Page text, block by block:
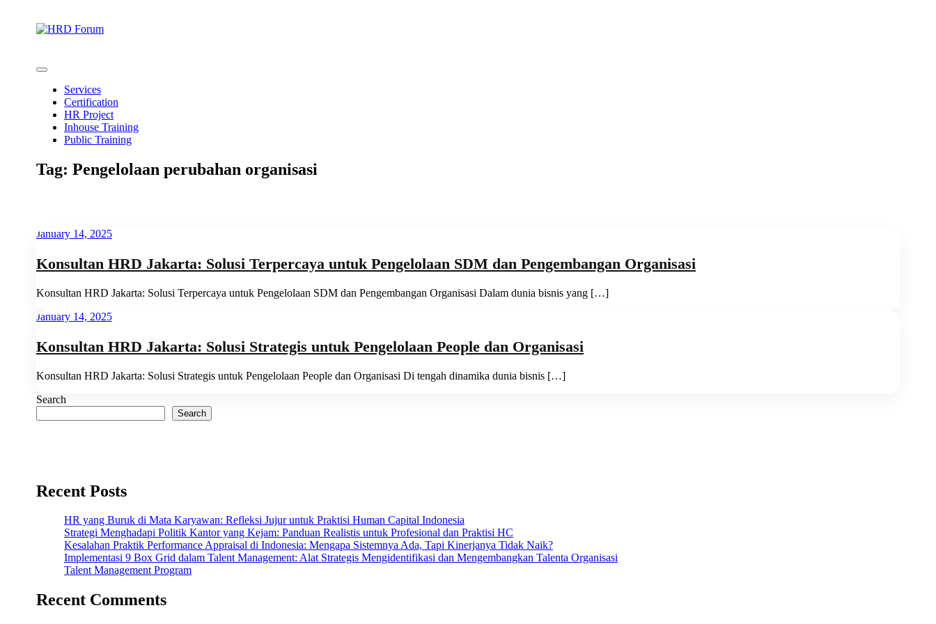
content
HRD Forum
Services
Certification
HR Project
Inhouse Training
Public Training
Tag: Pengelolaan perubahan organisasi
January 14, 2025
Konsultan HRD Jakarta: Solusi Terpercaya untuk Pengelolaan SDM dan Pengembangan Organisasi
Konsultan HRD Jakarta: Solusi Terpercaya untuk Pengelolaan SDM dan Pengembangan Organisasi Dalam dunia bisnis yang […]
January 14, 2025
Konsultan HRD Jakarta: Solusi Strategis untuk Pengelolaan People dan Organisasi
Konsultan HRD Jakarta: Solusi Strategis untuk Pengelolaan People dan Organisasi Di tengah dinamika dunia bisnis […]
Search
Search
Recent Posts
HR yang Buruk di Mata Karyawan: Refleksi Jujur untuk Praktisi Human Capital Indonesia
Strategi Menghadapi Politik Kantor yang Kejam: Panduan Realistis untuk Profesional dan Praktisi HC
Kesalahan Praktik Performance Appraisal di Indonesia: Mengapa Sistemnya Ada, Tapi Kinerjanya Tidak Naik?
Implementasi 9 Box Grid dalam Talent Management: Alat Strategis Mengidentifikasi dan Mengembangkan Talenta Organisasi
Talent Management Program
Recent Comments